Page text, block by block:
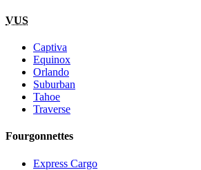
VUS
Captiva
Equinox
Orlando
Suburban
Tahoe
Traverse
Fourgonnettes
Express Cargo